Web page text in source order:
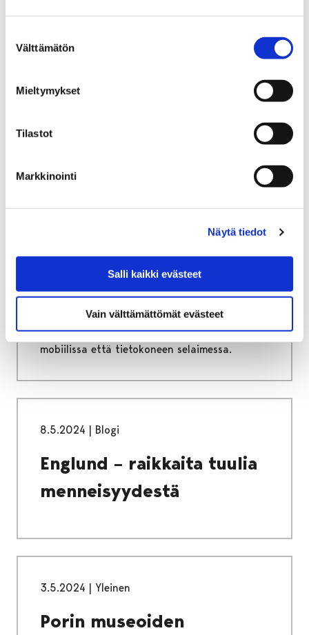
valinta
Välttämätön
Mieltymykset
Tilastot
Markkinointi
Näytä tiedot
Salli kaikki evästeet
Vain välttämättömät evästeet
Museoon töihin tai
johdattavat tutustumaan teemareiteillä
keskusta-alueen historiaan, arkkitehtuuriin,
taiteeseen ja kaupunkiluontoon. Tarinakartta-
sovelluksella toteutetut reitit toimivat sekä
mobiilissa että tietokoneen selaimessa.
8.5.2024 | Blogi
Englund – raikkaita tuulia
menneisyydestä
3.5.2024 | Yleinen
Porin museoiden